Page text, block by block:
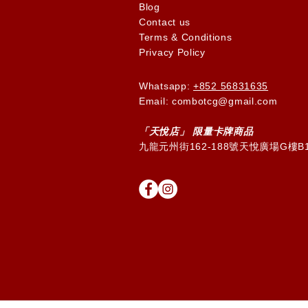
Blog
Contact us
Terms & Conditions
Privacy Policy
Whatsapp: +852 56831635
Email: combotcg@gmail.com
「天悅店」 限量卡牌商品
九龍元州街162-188號天悅廣場G樓